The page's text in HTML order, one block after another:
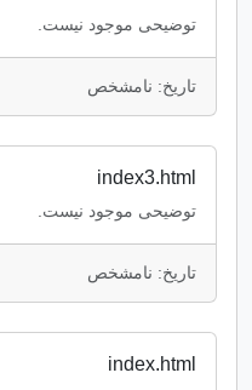
توضیحی موجود نیست.
تاریخ: نامشخص
index3.html
توضیحی موجود نیست.
تاریخ: نامشخص
index.html